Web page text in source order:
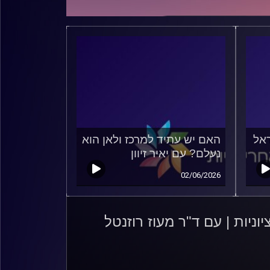
האם יש עתיד למרכז ולאן הוא
נעלם? עם יאיר זיוון
02/06/2026
| עם ד"ר מעוז רוזנטל